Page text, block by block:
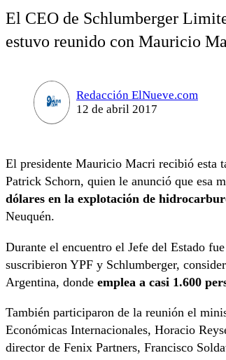
El CEO de Schlumberger
estuvo reunido con Mauricio
Redacción ElNueve.com
12 de abril 2017
El presidente Mauricio Macri recibió esta
Patrick Schorn, quien le anunció que esa
dólares en la explotación de
Neuquén.
Durante el encuentro el Jefe del Estado
suscribieron YPF y Schlumberger,
Argentina, donde emplea a casi 1.600
También participaron de la reunión el
Económicas Internacionales, Horacio
director de Fenix Partners, Francisco